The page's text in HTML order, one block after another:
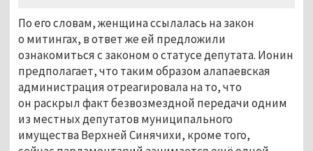
По его словам, женщина ссылалась на закон
о митингах, в ответ же ей предложили
ознакомиться с законом о статусе депутата. Ионин
предполагает, что таким образом алапаевская
администрация отреагировала на то, что
он раскрыл факт безвозмездной передачи одним
из местных депутатов муниципального
имущества Верхней Синячихи, кроме того,